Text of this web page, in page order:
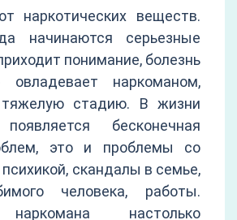
наркотических веществ.
начинаются серьезные
понимание, болезнь
наркоманом,
стадию. В жизни
бесконечная
это и проблемы со
скандалы в семье,
человека, работы.
настолько